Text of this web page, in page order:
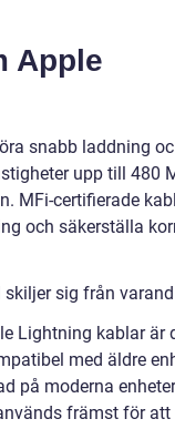
Apple
snabb laddning
upp till 480
MFi-certifierade
och säkerställa
sig från
Lightning kablar är
med äldre
på moderna
främst för